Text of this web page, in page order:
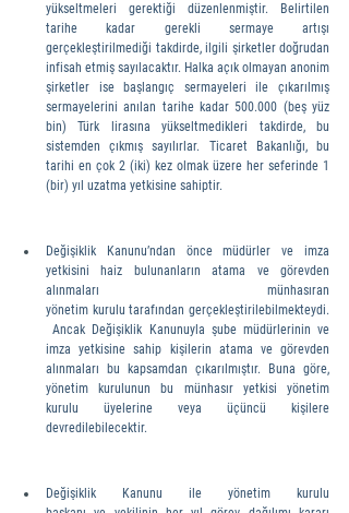
yükseltmeleri gerektiği düzenlenmiştir. Belirtilen
tarihe kadar gerekli sermaye artışı
gerçekleştirilmediği takdirde, ilgili şirketler doğrudan
infisah etmiş sayılacaktır. Halka açık olmayan anonim
şirketler ise başlangıç sermayeleri ile çıkarılmış
sermayelerini anılan tarihe kadar 500.000 (beş yüz
bin) Türk lirasına yükseltmedikleri takdirde, bu
sistemden çıkmış sayılırlar. Ticaret Bakanlığı, bu
tarihi en çok 2 (iki) kez olmak üzere her seferinde 1
(bir) yıl uzatma yetkisine sahiptir.
Değişiklik Kanunu’ndan önce müdürler ve imza
yetkisini haiz bulunanların atama ve görevden
alınmaları münhasıran
yönetim kurulu tarafından gerçekleştirilebilmekteydi.
Ancak Değişiklik Kanunuyla şube müdürlerinin ve
imza yetkisine sahip kişilerin atama ve görevden
alınmaları bu kapsamdan çıkarılmıştır. Buna göre,
yönetim kurulunun bu münhasır yetkisi yönetim
kurulu üyelerine veya üçüncü kişilere
devredilebilecektir.
Değişiklik Kanunu ile yönetim kurulu